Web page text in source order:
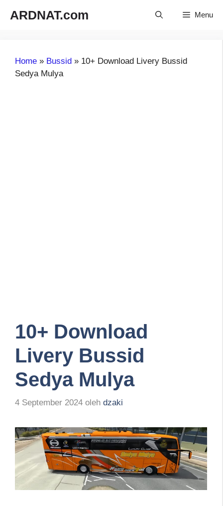
ARDNAT.com Menu
Home » Bussid » 10+ Download Livery Bussid
Sedya Mulya
10+ Download
Livery Bussid
Sedya Mulya
4 September 2024 oleh dzaki